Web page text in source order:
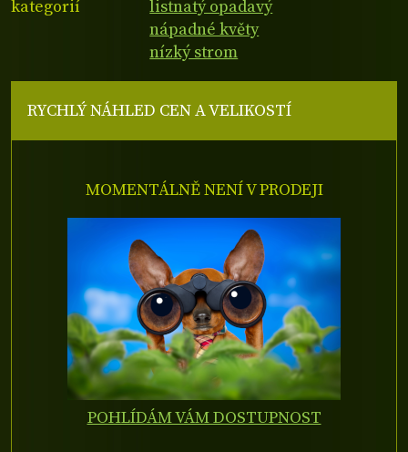
kategorií
listnatý opadavý
nápadné květy
nízký strom
RYCHLÝ NÁHLED CEN A VELIKOSTÍ
MOMENTÁLNĚ NENÍ V PRODEJI
POHLÍDÁM VÁM DOSTUPNOST